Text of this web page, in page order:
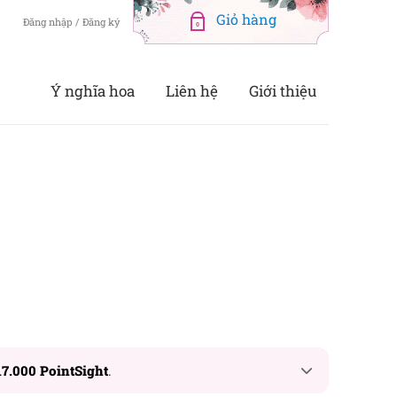
Đăng nhập / Đăng ký 0
Ý nghĩa hoa Liên hệ Giới thiệu
PointSight.